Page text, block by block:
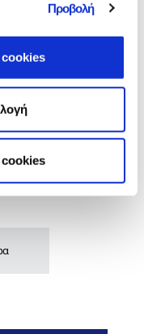
Προβολή
cookies
cookies
της
Αξιοποίησε
των εργασιών